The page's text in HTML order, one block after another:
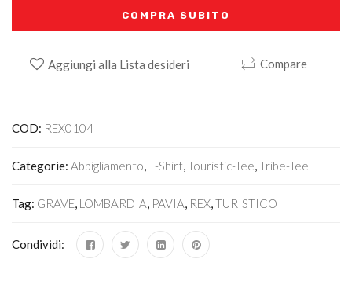
COMPRA SUBITO
Aggiungi alla Lista desideri Compare
COD: REX0104
Categorie: Abbigliamento,T-Shirt,Touristic-Tee,Tribe-Tee
Tag: GRAVE, LOMBARDIA, PAVIA, REX,TURISTICO
Condividi: